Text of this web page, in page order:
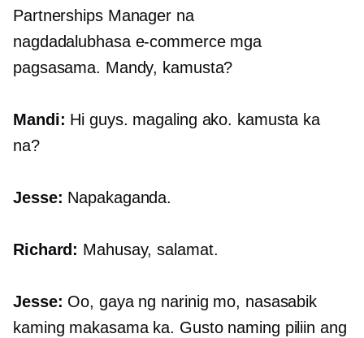
Partnerships Manager na
nagdadalubhasa e-commercemga
pagsasama. Mandy, kamusta?
Mandi: Hi guys. magaling ako. kamusta ka
na?
Jesse: Napakaganda.
Richard: Mahusay, salamat.
Jesse: Oo, gaya ng narinig mo, nasasabik
kaming makasama ka. Gusto naming piliin ang